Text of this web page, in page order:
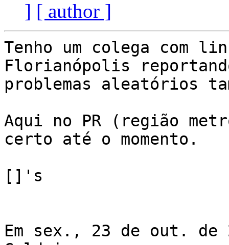
] [ author ]
Tenho um colega com
Florianópolis
problemas aleatórios
Aqui no PR (região
certo até o momento.
[]'s
Em sex., 23 de out. de